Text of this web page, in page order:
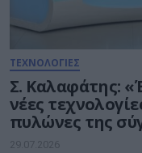
ΤΕΧΝΟΛΟΓΙΕΣ
Σ. Καλαφάτης:
νέες
πυλώνες της
29.07.2026